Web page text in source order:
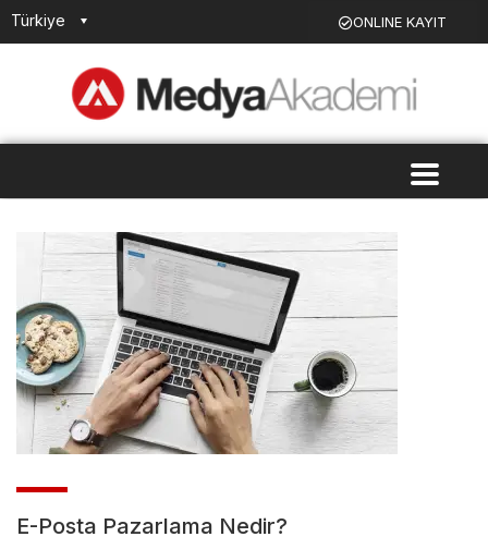
Türkiye ONLINE KAYIT
E-Posta Pazarlama Nedir?